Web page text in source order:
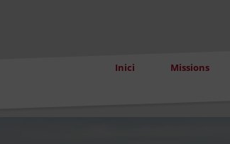
Inici Missions